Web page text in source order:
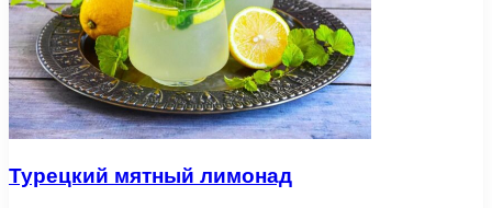
Турецкий мятный лимонад